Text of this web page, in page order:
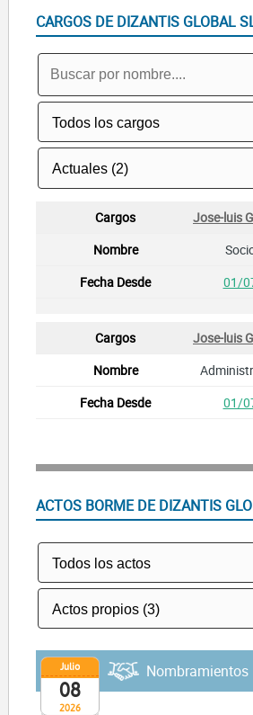
CARGOS DE DIZANTIS GLOBAL
Jose-luis
01/
Jose-luis
01/
ACTOS BORME DE DIZANTIS
2026
Julio
08
Nombramientos